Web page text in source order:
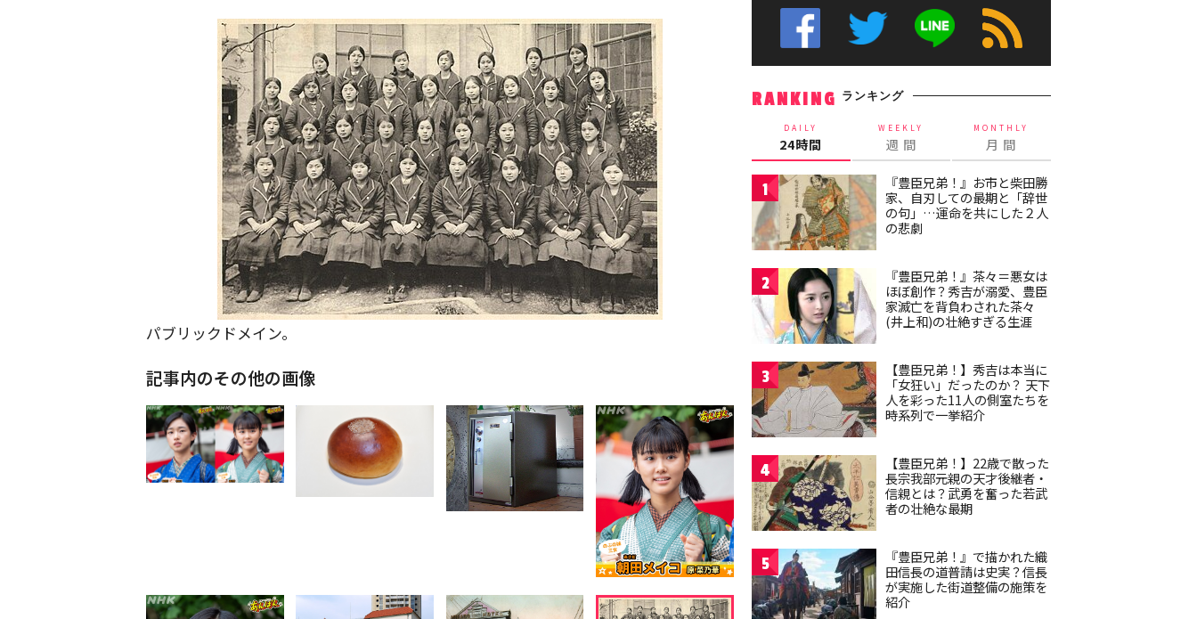
パブリックドメイン。
記事内のその他の画像
RANKING ランキング
DAILY
24時間
WEEKLY
週 間
MONTHLY
月 間
1
『豊臣兄弟！』お市と柴田勝
家、自刃しての最期と「辞世
の句」…運命を共にした２人
の悲劇
2
『豊臣兄弟！』茶々＝悪女は
ほぼ創作？秀吉が溺愛、豊臣
家滅亡を背負わされた茶々
(井上和)の壮絶すぎる生涯
3
【豊臣兄弟！】秀吉は本当に
「女狂い」だったのか？ 天下
人を彩った11人の側室たちを
時系列で一挙紹介
4
【豊臣兄弟！】22歳で散った
長宗我部元親の天才後継者・
信親とは？武勇を奮った若武
者の壮絶な最期
5
『豊臣兄弟！』で描かれた織
田信長の道普請は史実？信長
が実施した街道整備の施策を
紹介